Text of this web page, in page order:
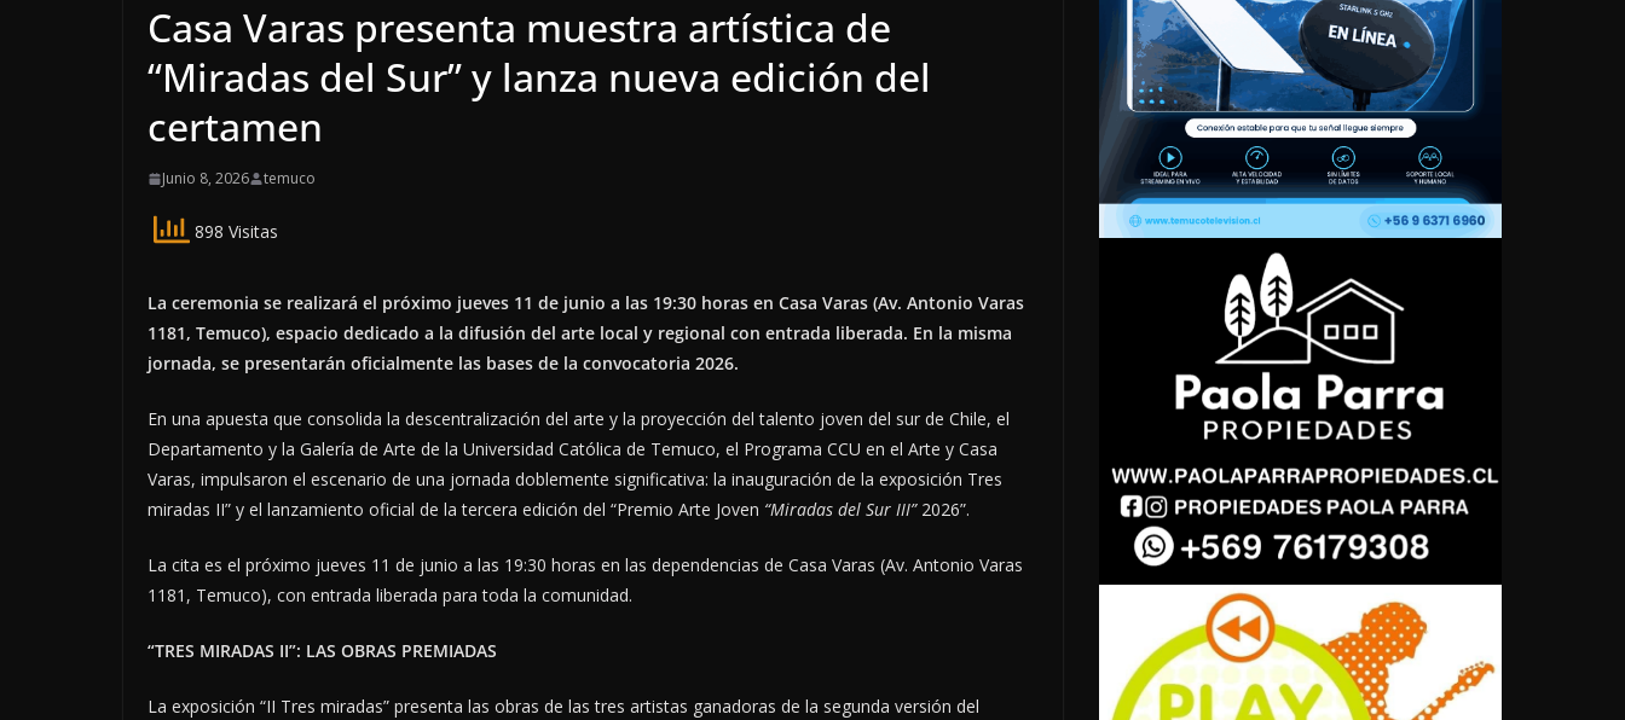
Casa Varas presenta muestra artística de
“Miradas del Sur” y lanza nueva edición del
certamen
Junio 8, 2026 temuco
898 Visitas
La ceremonia se realizará el próximo jueves 11 de junio a las 19:30 horas en Casa Varas (Av. Antonio Varas
1181, Temuco), espacio dedicado a la difusión del arte local y regional con entrada liberada. En la misma
jornada, se presentarán oficialmente las bases de la convocatoria 2026.
En una apuesta que consolida la descentralización del arte y la proyección del talento joven del sur de Chile, el
Departamento y la Galería de Arte de la Universidad Católica de Temuco, el Programa CCU en el Arte y Casa
Varas, impulsaron el escenario de una jornada doblemente significativa: la inauguración de la exposición Tres
miradas II” y el lanzamiento oficial de la tercera edición del “Premio Arte Joven “Miradas del Sur III”2026”.
La cita es el próximo jueves 11 de junio a las 19:30 horas en las dependencias de Casa Varas (Av. Antonio Varas
1181, Temuco), con entrada liberada para toda la comunidad.
“TRES MIRADAS II”: LAS OBRAS PREMIADAS
La exposición “II Tres miradas” presenta las obras de las tres artistas ganadoras de la segunda versión del